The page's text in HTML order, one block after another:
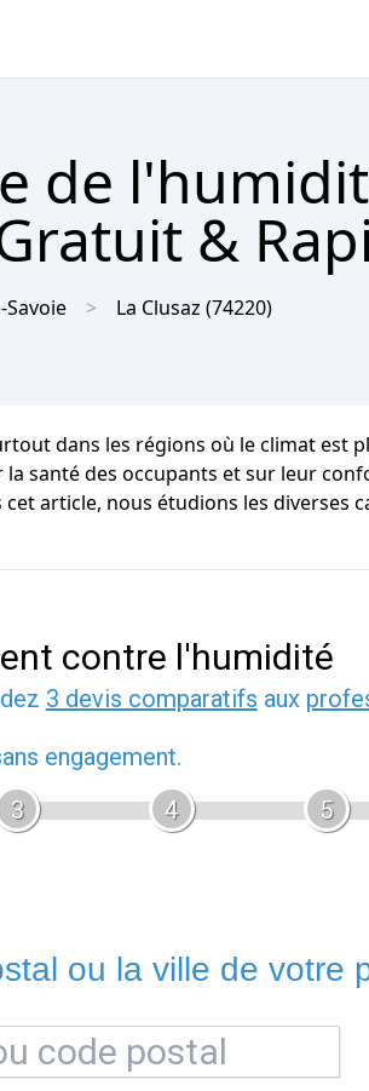
de
&
Savoie La Clusaz (74220)
dans les régions où le climat est
santé des occupants et sur leur
article, nous étudions les diverses
contre l'humidité
3 devis comparatifs aux
engagement.
3 4 5
ou la ville de votre